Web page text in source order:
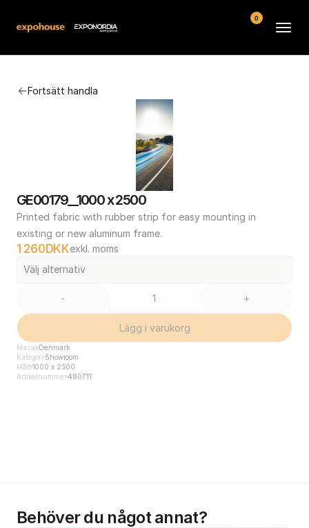
Fortsätt handla
GE00179__1000 x 2500
Printed fabric with rubber strip for easy mounting in
existing or new aluminum frame.
1 260DKKexkl. moms
Välj alternativ
- +
Lägg i varukorg
Mässa Denmark
Kategori Showroom
Mått1000 x 2500
Artikelnummer480711
Behöver du något annat?
Kontakt
Köpvillkor
0